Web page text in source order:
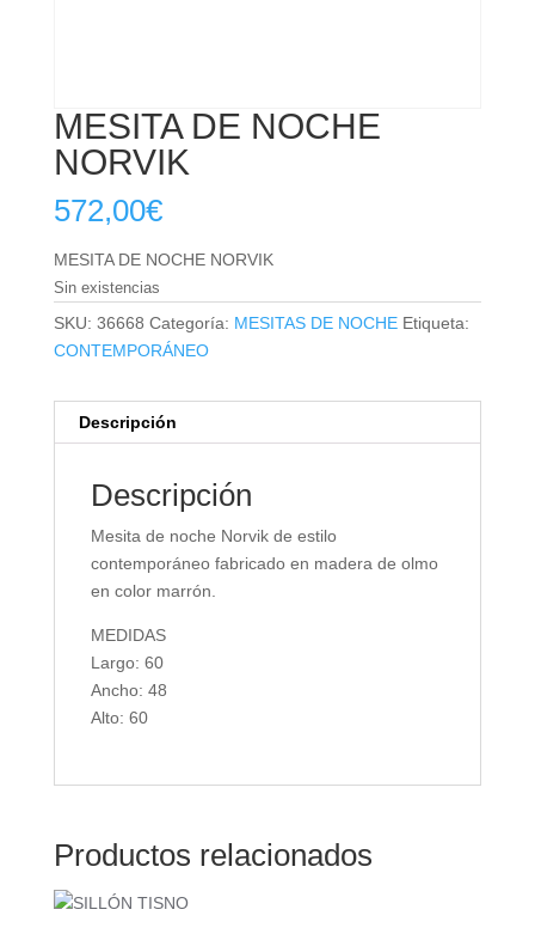
MESITA DE NOCHE
NORVIK
572,00€
MESITA DE NOCHE NORVIK
Sin existencias
SKU: 36668 Categoría: MESITAS DE NOCHE Etiqueta:
CONTEMPORÁNEO
Descripción
Descripción
Mesita de noche Norvik de estilo
contemporáneo fabricado en madera de olmo
en color marrón.
MEDIDAS
Largo: 60
Ancho: 48
Alto: 60
Productos relacionados